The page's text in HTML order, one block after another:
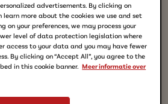
advertisements. By clicking on
learn more about the cookies we use and set
on your preferences, we may process your
level of data protection legislation where
access to your data and you may have fewer
By clicking on “Accept All”, you agree to the
in this cookie banner. Meer informatie over